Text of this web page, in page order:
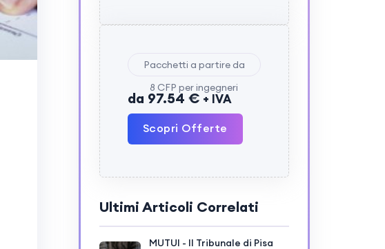
Pacchetti a partire da
8 CFP per ingegneri
da 97.54 € + IVA
Scopri Offerte
Ultimi Articoli Correlati
MUTUI - Il Tribunale di Pisa